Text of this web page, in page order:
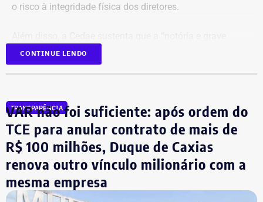
o risco à integridade física dos diretores.
insegurança pública” no estado, especialmente no
município do Rio de Janeiro e na Baixada Fluminense,
Compliance e violência como
justificativa
A estatal afirma que a adoção de medidas mais rígidas
de governança levou à implementação de ações voltadas
ao combate de práticas consideradas lesivas aos
CONTINUE LENDO
TRANSPARÊNCIA
VAR não foi suficiente: após ordem do
TCE para anular contrato de mais de
R$ 100 milhões, Duque de Caxias
renova outro vínculo milionário com a
mesma empresa